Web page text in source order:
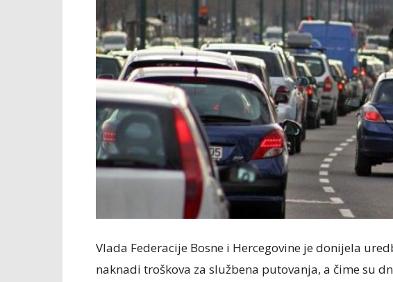
Vlada Federacije Bosne i Hercegovine je donijela
naknadi troškova za službena putovanja, a čime su